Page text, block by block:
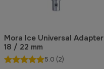
Mora Ice Universal Adapter
18 / 22 mm
5.0 (2)